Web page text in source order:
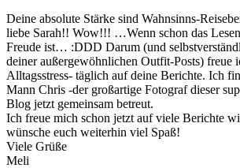
Deine absolute Stärke sind Wahnsinns-
liebe Sarah!! Wow!!! …Wenn schon das
Freude ist… :DDD Darum (und
deiner außergewöhnlichen Outfit-Posts) freue
Alltagsstress- täglich auf deine Berichte. Ich
Mann Chris -der großartige Fotograf dieser
Blog jetzt gemeinsam betreut.
Ich freue mich schon jetzt auf viele Berichte
wünsche euch weiterhin viel Spaß!
Viele Grüße
Meli